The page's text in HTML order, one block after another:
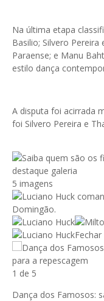
Na última etapa
Basilio; Silvero Pereira
Paraense; e Manu
estilo dança
A disputa foi acirrada
foi Silvero Pereira e
5 imagens
1 de 5
Dança dos Famosos: